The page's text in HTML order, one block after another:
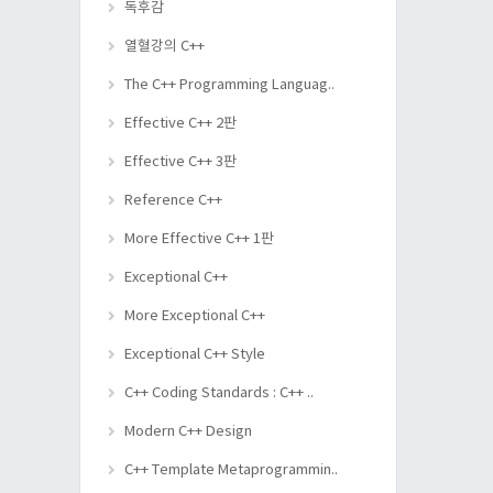
독후감
열혈강의 C++
The C++ Programming Languag..
Effective C++ 2판
Effective C++ 3판
Reference C++
More Effective C++ 1판
Exceptional C++
More Exceptional C++
Exceptional C++ Style
C++ Coding Standards : C++ ..
Modern C++ Design
C++ Template Metaprogrammin..